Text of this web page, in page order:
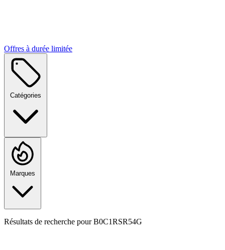
Offres à durée limitée
Catégories
Marques
Résultats de recherche pourB0C1RSR54G